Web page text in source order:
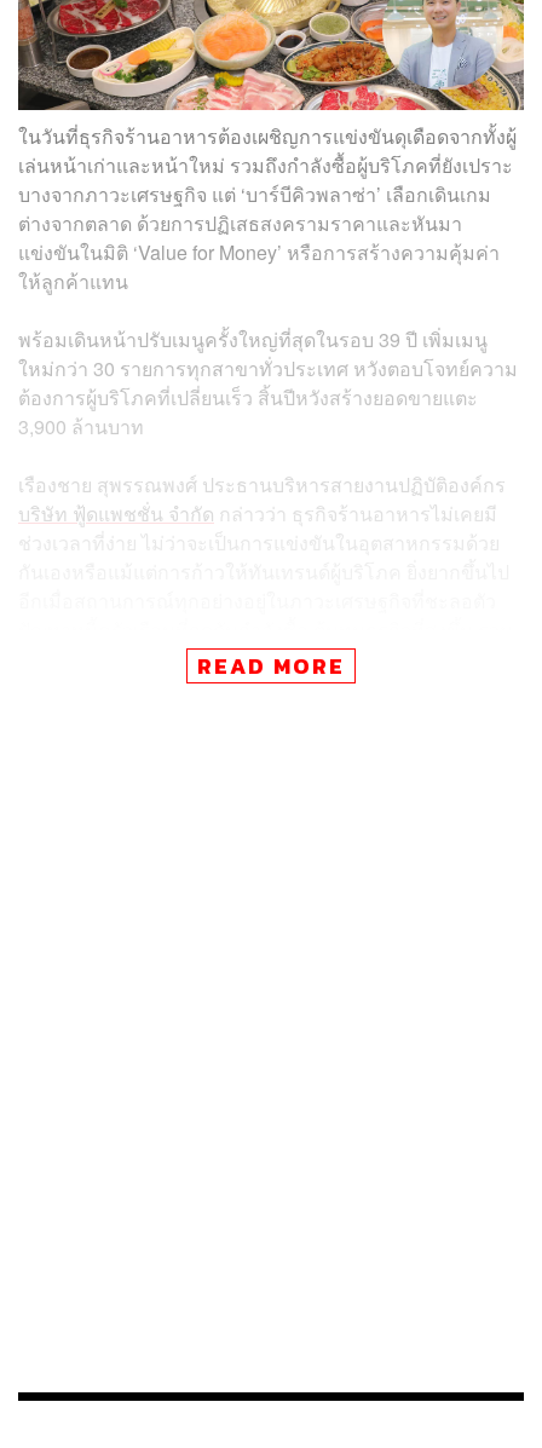
ในวันที่ธุรกิจร้านอาหารต้องเผชิญการแข่งขันดุเดือดจากทั้งผู้
เล่นหน้าเก่าและหน้าใหม่ รวมถึงกำลังซื้อผู้บริโภคที่ยังเปราะ
บางจากภาวะเศรษฐกิจ แต่ ‘บาร์บีคิวพลาซ่า’ เลือกเดินเกม
ต่างจากตลาด ด้วยการปฏิเสธสงครามราคาและหันมา
แข่งขันในมิติ ‘Value for Money’ หรือการสร้างความคุ้มค่า
ให้ลูกค้าแทน
พร้อมเดินหน้าปรับเมนูครั้งใหญ่ที่สุดในรอบ 39 ปี เพิ่มเมนู
ใหม่กว่า 30 รายการทุกสาขาทั่วประเทศ หวังตอบโจทย์ความ
ต้องการผู้บริโภคที่เปลี่ยนเร็ว สิ้นปีหวังสร้างยอดขายแตะ
3,900 ล้านบาท
เรืองชาย สุพรรณพงศ์ ประธานบริหารสายงานปฏิบัติองค์กร
บริษัท ฟู้ดแพชชั่น จำกัด กล่าวว่า ธุรกิจร้านอาหารไม่เคยมี
ช่วงเวลาที่ง่าย ไม่ว่าจะเป็นการแข่งขันในอุตสาหกรรมด้วย
ถึงพฤติกรรมผู้บริโภคที่เปลี่ยนเร็วกว่าในอดีต โดยเฉพาะเมื่อ
เทคโนโลยีดิจิทัลและ AI เข้ามามีบทบาทมากขึ้น
READ MORE